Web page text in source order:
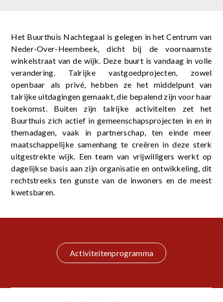
Het Buurthuis Nachtegaal is gelegen in het Centrum van
Neder-Over-Heembeek, dicht bij de voornaamste
winkelstraat van de wijk. Deze buurt is vandaag in volle
verandering. Talrijke vastgoedprojecten, zowel
openbaar als privé, hebben ze het middelpunt van
talrijke uitdagingen gemaakt, die bepalend zijn voor haar
toekomst. Buiten zijn talrijke activiteiten zet het
Buurthuis zich actief in gemeenschapsprojecten in en in
themadagen, vaak in partnerschap, ten einde meer
maatschappelijke samenhang te creëren in deze sterk
uitgestrekte wijk. Een team van vrijwilligers werkt op
dagelijkse basis aan zijn organisatie en ontwikkeling, dit
rechtstreeks ten gunste van de inwoners en de meest
kwetsbaren.
Activiteitenprogramma